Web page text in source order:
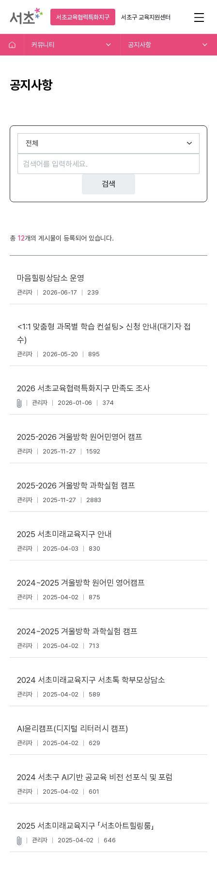
서초교육협력특화지구 서초구교육지원센터
커뮤니티 공지사항
공지사항
검색
총 12개의 게시물이 등록되어 있습니다.
마음힐링상담소 운영
관리자 2026-06-17 239
<1:1 맞춤형 과목별 학습 컨설팅> 신청 안내(대기자 접
수)
관리자 2026-05-20 895
2026 서초교육협력특화지구 만족도 조사
관리자 2026-01-06 374
2025-2026 겨울방학 원어민영어 캠프
관리자 2025-11-27 1592
2025-2026 겨울방학 과학실험 캠프
관리자 2025-11-27 2883
2025 서초미래교육지구 안내
관리자 2025-04-03 830
2024~2025 겨울방학 원어민 영어캠프
관리자 2025-04-02 875
2024~2025 겨울방학 과학실험 캠프
관리자 2025-04-02 713
2024 서초미래교육지구 서초톡 학부모상담소
관리자 2025-04-02 589
AI윤리캠프(디지털 리터러시 캠프)
관리자 2025-04-02 629
2024 서초구 AI기반 공교육 비전 선포식 및 포럼
관리자 2025-04-02 601
2025 서초미래교육지구 「서초아트힐링룸」
관리자 2025-04-02 646